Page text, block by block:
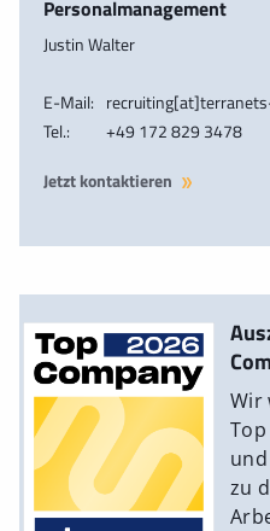
Personalmanagement
Justin Walter
E-Mail:
Tel.:
+49 172 829 3478
Jetzt kontaktieren
Wir
zu